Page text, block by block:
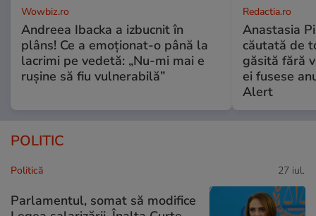
Wowbiz.ro
Andreea Ibacka a izbucnit în
plâns! Ce a emoționat-o până la
lacrimi pe vedetă: „Nu-mi mai e
rușine să fiu vulnerabilă”
Redactia.ro
Anastasia
căutată de
găsită fără
ei fusese
Alert
POLITIC
Politică 27 iul.
Parlamentul, somat să modifice